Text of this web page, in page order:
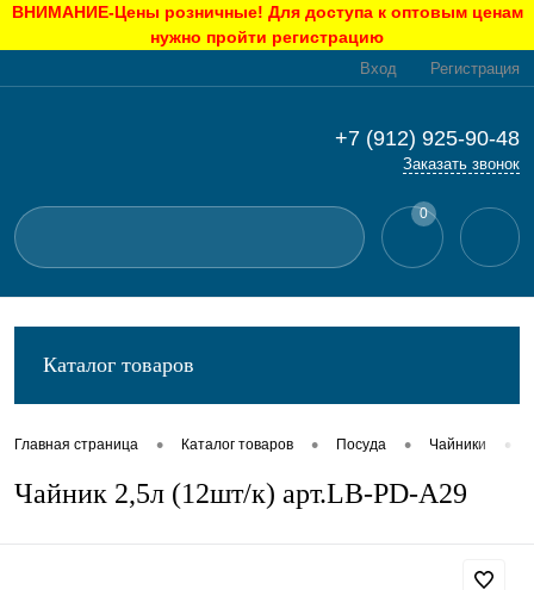
ВНИМАНИЕ-Цены розничные! Для доступа к оптовым ценам
нужно пройти регистрацию
Вход Регистрация
+7 (912) 925-90-48
Заказать звонок
0
Каталог товаров
Главная страница • Каталог товаров • Посуда • Чайники •
Чайник 2,5л (12шт/к) арт.LB-PD-A29